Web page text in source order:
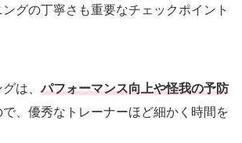
グの丁寧さも重要なチェックポイント
グは、パフォーマンス向上や怪我の予防
で、優秀なトレーナーほど細かく時間を